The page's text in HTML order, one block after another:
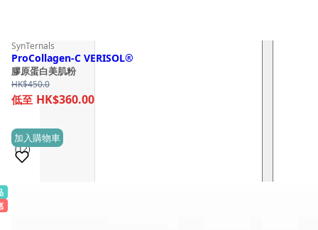
SynTernals
ProCollagen-C VERISOL®
膠原蛋白美肌粉
HK$450.0
HK$360.00
(12)
加入購物車